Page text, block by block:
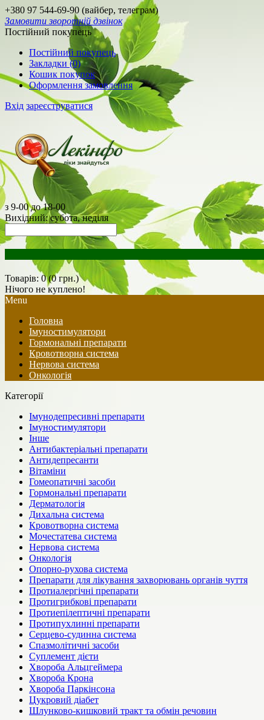
+380 97 544-69-90 (вайбер, телеграм)
Замовити зворотній дзвінок
Постійний покупець
Постійний покупець
Закладки (0)
Кошик покупок
Оформлення замовлення
Вхід зареєструватися
з 9-00 до 18-00
Вихідний: субота, неділя
Товарів: 0 (0 грн.)
Нічого не куплено!
Menu
Головна
Імуностимулятори
Гормональні препарати
Кровотворна система
Нервова система
Онкологія
Категорії
Імунодепресивні препарати
Імуностимулятори
Інше
Антибактеріальні препарати
Антидепресанти
Вітаміни
Гомеопатичні засоби
Гормональні препарати
Дерматологія
Дихальна система
Кровотворна система
Мочестатева система
Нервова система
Онкологія
Опорно-рухова система
Препарати для лікування захворювань органів чуття
Протиалергічні препарати
Протигрибкові препарати
Протиепілептичні препарати
Протипухлинні препарати
Серцево-судинна система
Спазмолітичні засоби
Суплемент дієти
Хвороба Альцгеймера
Хвороба Крона
Хвороба Паркінсона
Цукровий діабет
Шлунково-кишковий тракт та обмін речовин